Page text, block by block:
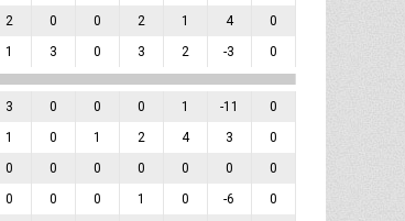
2 0 0 2 1 4 0
1 3 0 3 2 -3 0
3 0 0 0 1 -11 0
1 0 1 2 4 3 0
0 0 0 0 0 0 0
0 0 0 1 0 -6 0